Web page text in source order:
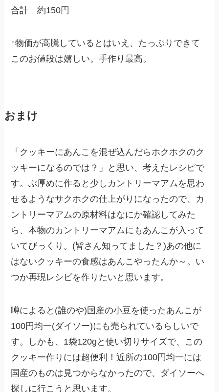
合計 約150円
↑物価が高騰しているとはいえ、たっぷりできて
このお値段は嬉しい。手作り最高。
おまけ
「クッキーにあんこを混ぜ込んだらホクホクのク
ッキーになるのでは？」と思い、考えたレシピで
す。ぶ厚めに作ると少しカントリーマアムを思わ
せるようなサクホクの仕上がりになったので、カ
ントリーマアムの原材料はなにか確認してみた
ら、本物のカントリーマアムにもあんこが入って
いてびっくり。(皆さん知ってました？)あの他に
はないクッキーの食感はあんこやったんか～。い
つか再現レシピを作りたいと思います。
噂によると(誰のや)国産の小豆を使ったあんこが
100円均一(ダイソー)にも売られているらしいで
す。しかも、1袋120gと使い切りサイズで、この
クッキー作りには超便利！近所の100円均一には
国産のものは見つからなかったので、ダイソーへ
探しに行こうと思います。